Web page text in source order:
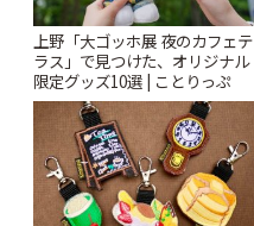
上野「大ゴッホ展 夜のカフェテ
ラス」で見つけた、オリジナル
限定グッズ10選 | ことりっぷ